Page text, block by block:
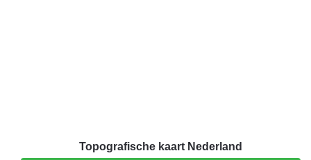
Topografische kaart Nederland